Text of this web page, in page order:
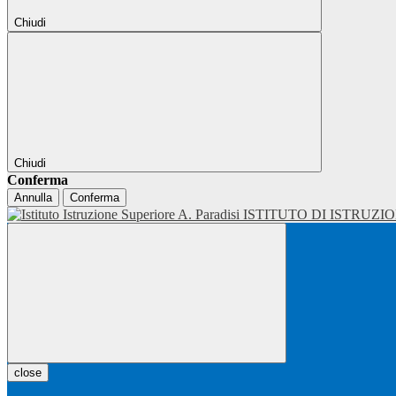
Chiudi
Chiudi
Conferma
Annulla Conferma
ISTITUTO DI
close